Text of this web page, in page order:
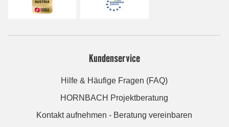
Kundenservice
Hilfe & Häufige Fragen (FAQ)
HORNBACH Projektberatung
Kontakt aufnehmen - Beratung vereinbaren